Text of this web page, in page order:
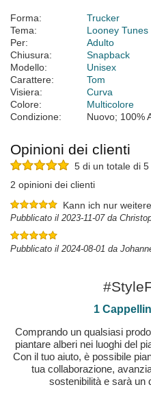
Forma:
Trucker
Tema:
Looney Tunes
Per:
Adulto
Chiusura:
Snapback
Modello:
Unisex
Carattere:
Tom
Visiera:
Curva
Colore:
Multicolore
Condizione:
Nuovo; 100%
Opinioni dei clienti
5 di un totale di 5
2 opinioni dei clienti
Kann ich nur
Pubblicato il 2023-11-07 da
Pubblicato il 2024-08-01 da
1
Comprando un qualsiasi
piantare alberi nei luoghi del
Con il tuo aiuto, è possibile
tua collaborazione,
sostenibilità e sarà un